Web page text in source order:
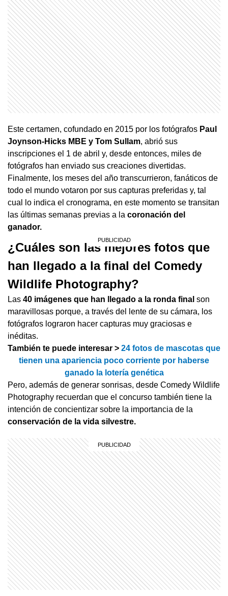
Este certamen, cofundado en 2015 por los fotógrafos Paul
Joynson-Hicks MBE y Tom Sullam, abrió sus
inscripciones el 1 de abril y, desde entonces, miles de
fotógrafos han enviado sus creaciones divertidas.
Finalmente, los meses del año transcurrieron, fanáticos de
todo el mundo votaron por sus capturas preferidas y, tal
cual lo indica el cronograma, en este momento se transitan
las últimas semanas previas a la coronación del
ganador.
¿Cuáles son las mejores fotos que
han llegado a la final del Comedy
Wildlife Photography?
Las 40 imágenes que han llegado a la ronda final son
maravillosas porque, a través del lente de su cámara, los
fotógrafos lograron hacer capturas muy graciosas e
inéditas.
También te puede interesar > 24 fotos de mascotas que
tienen una apariencia poco corriente por haberse
ganado la lotería genética
Pero, además de generar sonrisas, desde Comedy Wildlife
Photography recuerdan que el concurso también tiene la
intención de concientizar sobre la importancia de la
conservación de la vida silvestre.